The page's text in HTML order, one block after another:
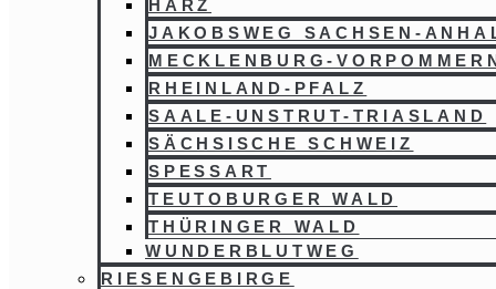
HARZ
JAKOBSWEG SACHSEN-
MECKLENBURG-
RHEINLAND-PFALZ
SAALE-UNSTRUT-TRIASLAND
SÄCHSISCHE SCHWEIZ
SPESSART
TEUTOBURGER WALD
THÜRINGER WALD
WUNDERBLUTWEG
RIESENGEBIRGE